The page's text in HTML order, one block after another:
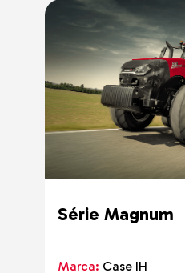
Série Magnum
Marca: Case IH